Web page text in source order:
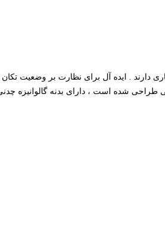
دارند . ایده آل برای نظارت بر وضعیت